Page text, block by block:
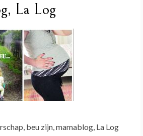
La Log
beu zijn, mamablog, La Log